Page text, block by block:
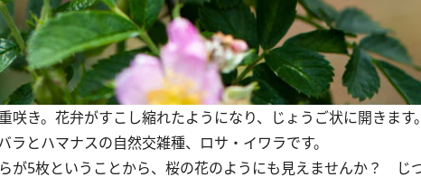
咲き。花弁がすこし縮れたようになり、じょうご状に開きます
とハマナスの自然交雑種、ロサ・イワラです。
が5枚ということから、桜の花のようにも見えませんか？ じ